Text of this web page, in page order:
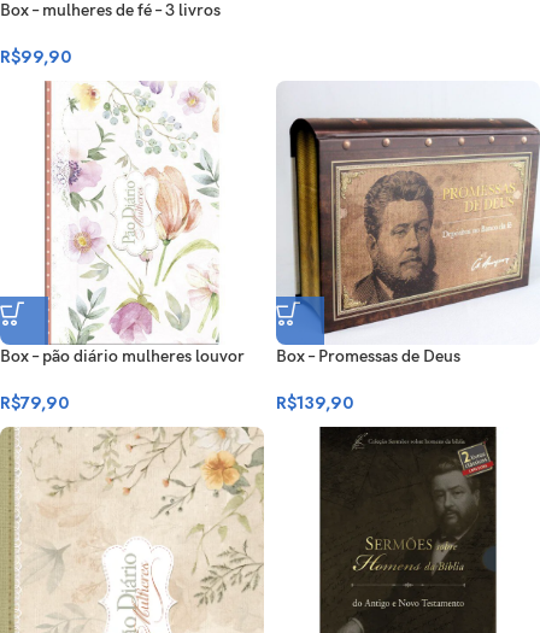
Box – mulheres de fé – 3 livros
R$99,90
Box – pão diário mulheres louvor
R$79,90
Box – Promessas de Deus
R$139,90